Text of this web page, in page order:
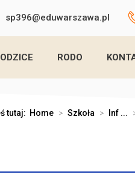
sp396@eduwarszawa.pl
RODO
tutaj: Home > Szkoła > Inf ...